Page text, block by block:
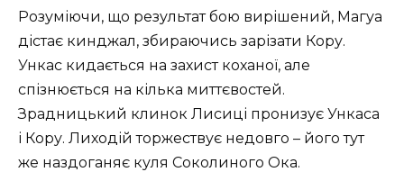
Розуміючи, що результат бою вирішений, Магуа
дістає кинджал, збираючись зарізати Кору.
Ункас кидається на захист коханої, але
спізнюється на кілька миттєвостей.
Зрадницький клинок Лисиці пронизує Ункаса
і Кору. Лиходій торжествує недовго – його тут
же наздоганяє куля Соколиного Ока.